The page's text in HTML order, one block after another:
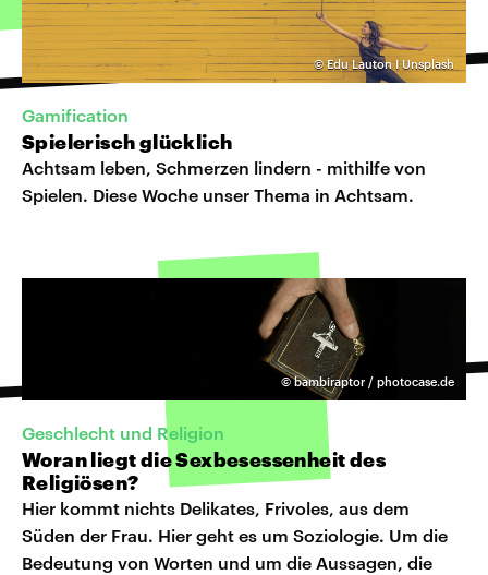
©Edu Lauton I Unsplash
Gamification
Spielerisch glücklich
Achtsam leben, Schmerzen lindern - mithilfe von
Spielen. Diese Woche unser Thema in Achtsam.
©bambiraptor / photocase.de
Geschlecht und Religion
Woran liegt die Sexbesessenheit des
Religiösen?
Hier kommt nichts Delikates, Frivoles, aus dem
Süden der Frau. Hier geht es um Soziologie. Um die
Bedeutung von Worten und um die Aussagen, die